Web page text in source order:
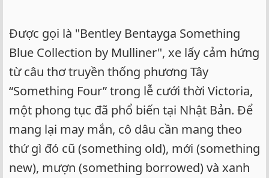
Được gọi là "Bentley Bentayga Something
Blue Collection by Mulliner", xe lấy cảm hứng
từ câu thơ truyền thống phương Tây
“Something Four” trong lễ cưới thời Victoria,
một phong tục đã phổ biến tại Nhật Bản. Để
mang lại may mắn, cô dâu cần mang theo
thứ gì đó cũ (something old), mới (something
new), mượn (something borrowed) và xanh